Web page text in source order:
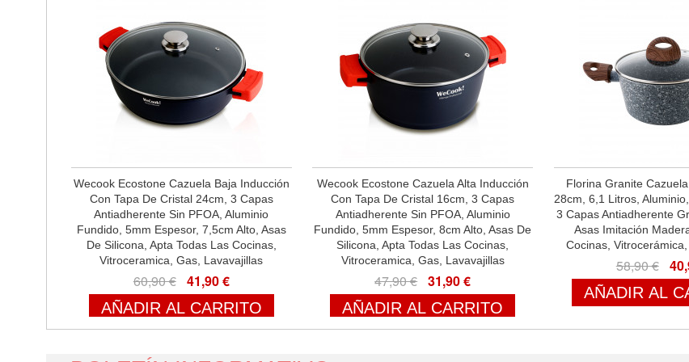
Wecook Ecostone Cazuela Baja Inducción
Con Tapa De Cristal 24cm, 3 Capas
Antiadherente Sin PFOA, Aluminio
Fundido, 5mm Espesor, 7,5cm Alto, Asas
De Silicona, Apta Todas Las Cocinas,
Vitroceramica, Gas, Lavavajillas
60,90 € 41,90 €
AÑADIR AL CARRITO
Wecook Ecostone Cazuela Alta Inducción
Con Tapa De Cristal 16cm, 3 Capas
Antiadherente Sin PFOA, Aluminio
Fundido, 5mm Espesor, 8cm Alto, Asas De
Silicona, Apta Todas Las Cocinas,
Vitroceramica, Gas, Lavavajillas
47,90 € 31,90 €
AÑADIR AL CARRITO
Florina Granite
28cm, 6,1 Litros,
3 Capas Antiadherente
Asas Imitación
Cocinas,
58,90 €
AÑADIR AL